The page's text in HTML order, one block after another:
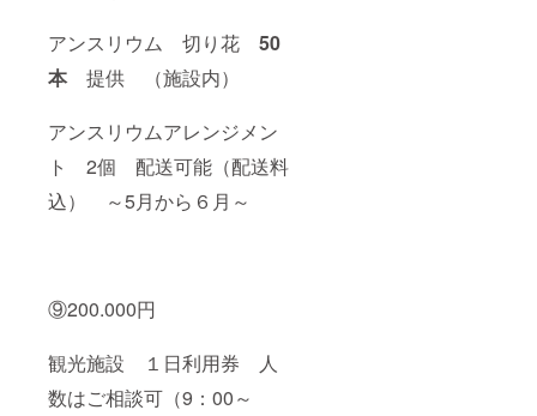
アンスリウム 切り花 50
本提供 （施設内）
アンスリウムアレンジメン
ト 2個 配送可能（配送料
込） ～5月から６月～
⑨200.000円
観光施設 １日利用券 人
数はご相談可（9：00～